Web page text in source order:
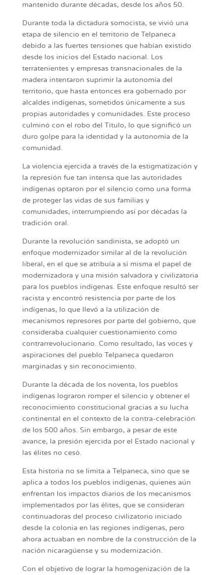
mantenido durante décadas, desde los años 50.
Durante toda la dictadura somocista, se vivió una
etapa de silencio en el territorio de Telpaneca
debido a las fuertes tensiones que habían existido
desde los inicios del Estado nacional. Los
terratenientes y empresas transnacionales de la
madera intentaron suprimir la autonomía del
territorio, que hasta entonces era gobernado por
alcaldes indígenas, sometidos únicamente a sus
propias autoridades y comunidades. Este proceso
culminó con el robo del Título, lo que significó un
duro golpe para la identidad y la autonomía de la
comunidad.
La violencia ejercida a través de la estigmatización y
la represión fue tan intensa que las autoridades
indígenas optaron por el silencio como una forma
de proteger las vidas de sus familias y
comunidades, interrumpiendo así por décadas la
tradición oral.
Durante la revolución sandinista, se adoptó un
enfoque modernizador similar al de la revolución
liberal, en el que se atribuía a sí misma el papel de
modernizadora y una misión salvadora y civilizatoria
para los pueblos indígenas. Este enfoque resultó ser
racista y encontró resistencia por parte de los
indígenas, lo que llevó a la utilización de
mecanismos represores por parte del gobierno, que
consideraba cualquier cuestionamiento como
contrarrevolucionario. Como resultado, las voces y
aspiraciones del pueblo Telpaneca quedaron
marginadas y sin reconocimiento.
Durante la década de los noventa, los pueblos
indígenas lograron romper el silencio y obtener el
reconocimiento constitucional gracias a su lucha
continental en el contexto de la contra-celebración
de los 500 años. Sin embargo, a pesar de este
avance, la presión ejercida por el Estado nacional y
las élites no cesó.
Esta historia no se limita a Telpaneca, sino que se
aplica a todos los pueblos indígenas, quienes aún
enfrentan los impactos diarios de los mecanismos
implementados por las élites, que se consideran
continuadoras del proceso civilizatorio iniciado
desde la colonia en las regiones indígenas, pero
ahora actuaban en nombre de la construcción de la
nación nicaragüense y su modernización.
Con el objetivo de lograr la homogenización de la